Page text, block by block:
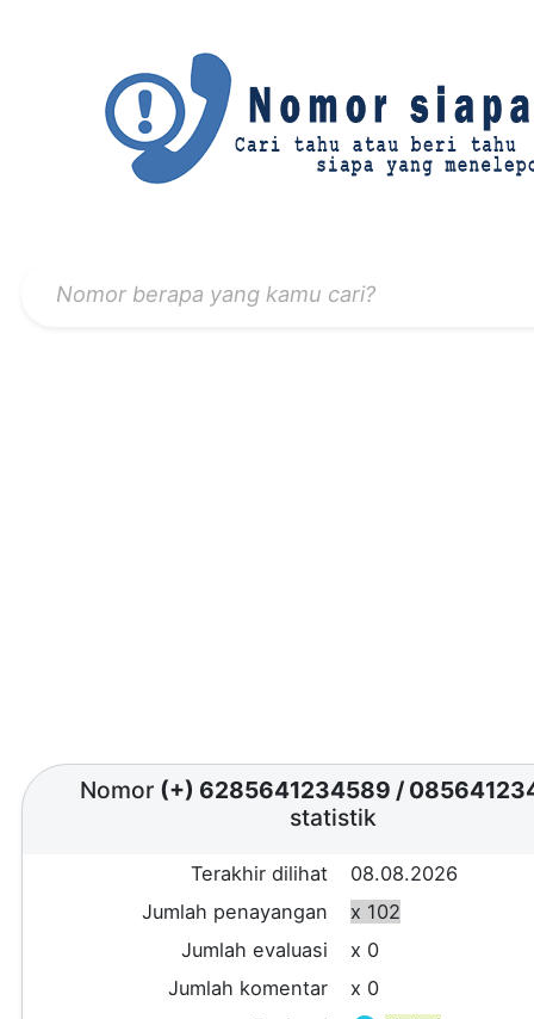
Nomor (+) 6285641234589 /
statistik
Terakhir dilihat
08.08.2026
Jumlah penayangan
x 102
Jumlah evaluasi
x 0
Jumlah komentar
x 0